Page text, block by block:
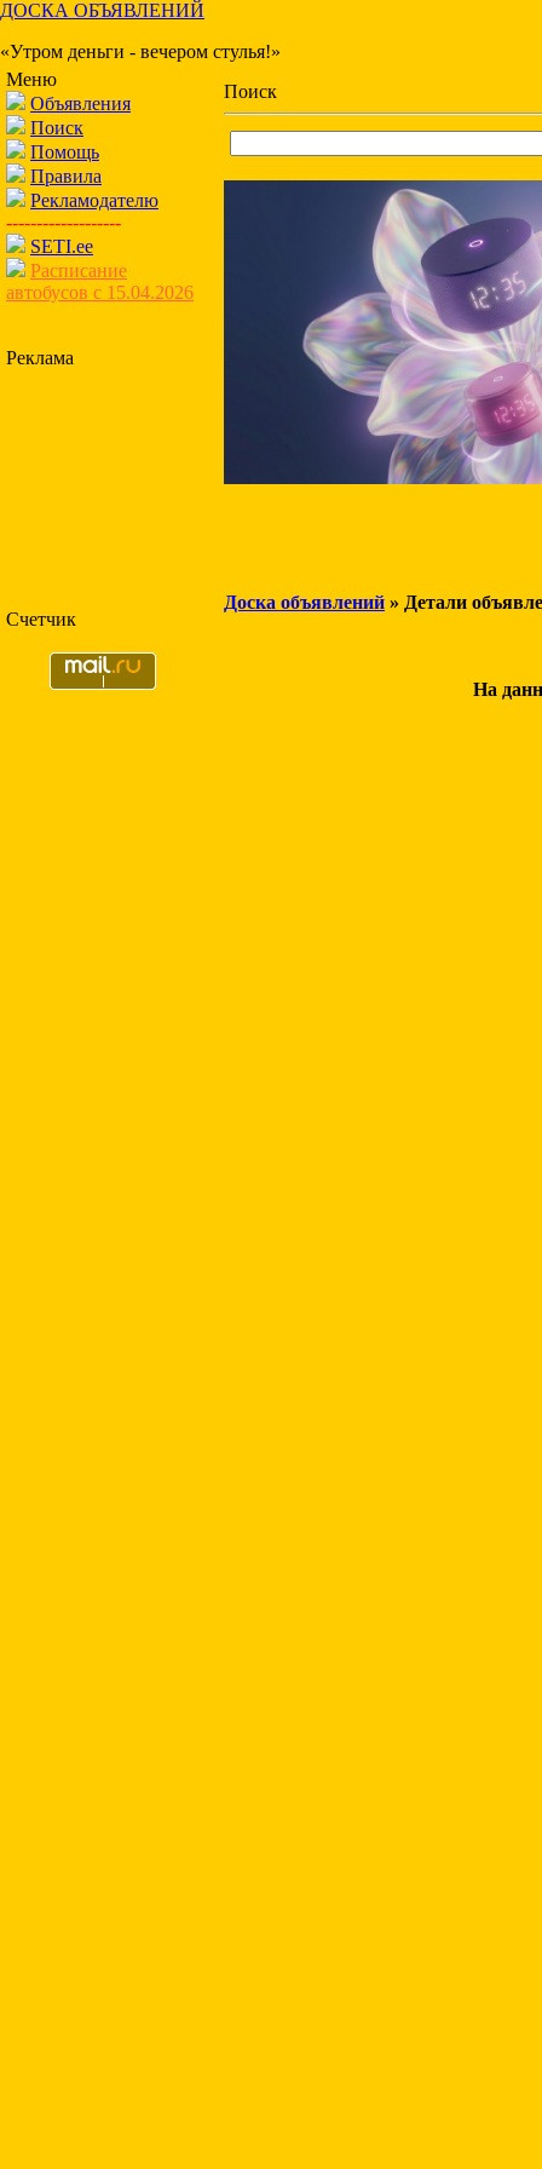
ДОСКА ОБЪЯВЛЕНИЙ
«Утром деньги - вечером стулья!»
Меню
Объявления
Поиск
Помощь
Правила
Рекламодателю
-------------------
SETI.ee
Расписание
автобусов с 15.04.2026
Реклама
Счетчик
Поиск
Доска объявлений » Детали
На